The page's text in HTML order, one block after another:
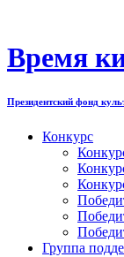
содержимому
Время
Президентский фонд
Конкурс
Группа